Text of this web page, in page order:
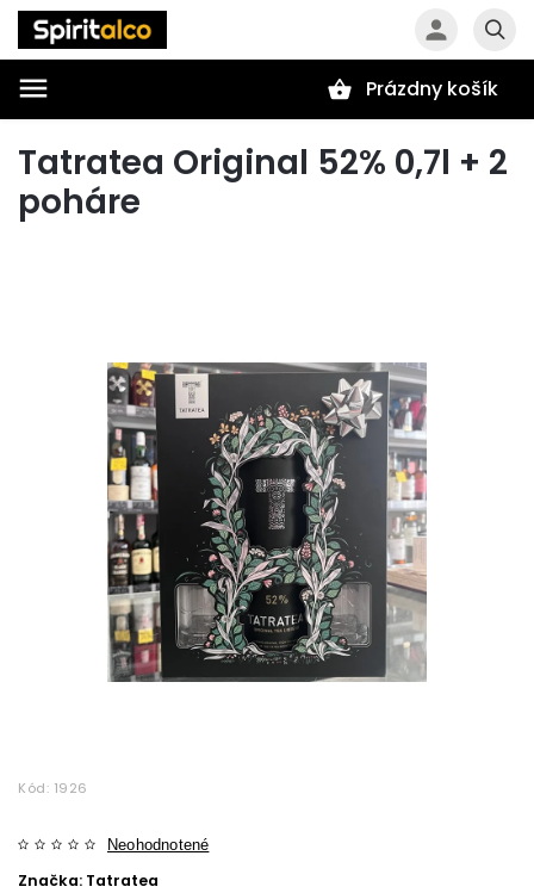
Prázdny košík
Tatratea Original 52% 0,7l + 2
poháre
Kód: 1926
Neohodnotené
Značka: Tatratea